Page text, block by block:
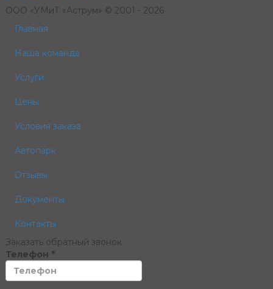
ООО «УМиТ «Аструм» © 2001 - 2026
Главная
Наша команда
Услуги
Цены
Условия заказа
Автопарк
Отзывы
Документы
Контакты
Заказать обратный звонок
Телефон *